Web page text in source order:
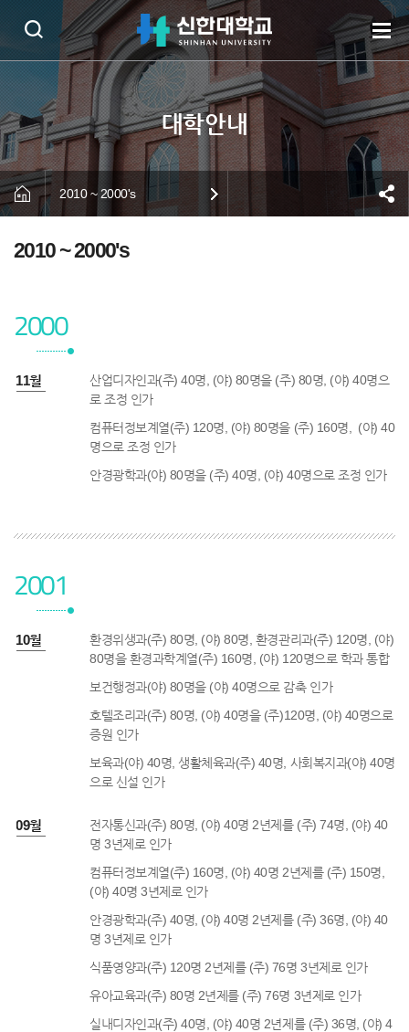
2010 ~ 2000's
2010 ~ 2000's
2000
11월
산업디자인과(주) 40명, (야) 80명을 (주) 80명, (야) 40명으
로 조정 인가
컴퓨터정보계열(주) 120명, (야) 80명을 (주) 160명, (야) 40
명으로 조정 인가
안경광학과(야) 80명을 (주) 40명, (야) 40명으로 조정 인가
2001
10월
환경위생과(주) 80명, (야) 80명, 환경관리과(주) 120명, (야)
80명을 환경과학계열(주) 160명, (야) 120명으로 학과 통합
보건행정과(야) 80명을 (야) 40명으로 감축 인가
호텔조리과(주) 80명, (야) 40명을 (주)120명, (야) 40명으로
증원 인가
보육과(야) 40명, 생활체육과(주) 40명, 사회복지과(야) 40명
으로 신설 인가
09월
전자통신과(주) 80명, (야) 40명 2년제를 (주) 74명, (야) 40
명 3년제로 인가
컴퓨터정보계열(주) 160명, (야) 40명 2년제를 (주) 150명,
(야) 40명 3년제로 인가
안경광학과(주) 40명, (야) 40명 2년제를 (주) 36명, (야) 40
명 3년제로 인가
식품영양과(주) 120명 2년제를 (주) 76명 3년제로 인가
유아교육과(주) 80명 2년제를 (주) 76명 3년제로 인가
실내디자인과(주) 40명, (야) 40명 2년제를 (주) 36명, (야) 4